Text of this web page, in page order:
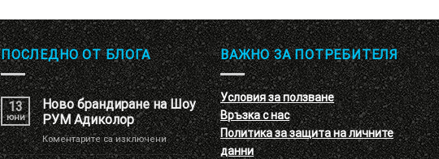
ПОСЛЕДНО ОТ БЛОГА
13
юни
Ново брандиране на Шоу
РУМ Адиколор
Коментарите са изключениза
Ново
ВАЖНО ЗА ПОТРЕБИТЕЛЯ
Условия за ползване
Връзка с нас
Политика за защита на личните
данни